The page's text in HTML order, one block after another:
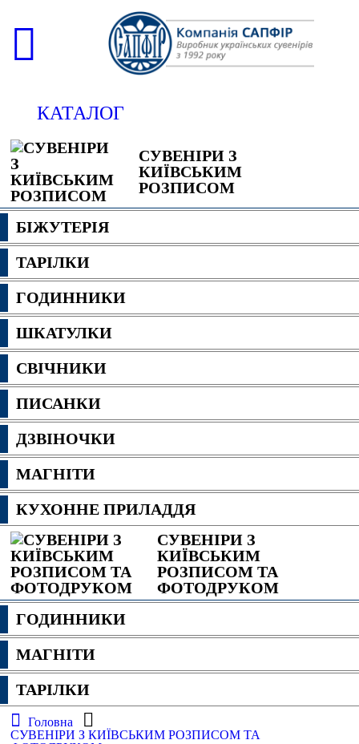
КАТАЛОГ
СУВЕНІРИ З
КИЇВСЬКИМ
РОЗПИСОМ
БІЖУТЕРІЯ
ТАРІЛКИ
ГОДИННИКИ
ШКАТУЛКИ
СВІЧНИКИ
ПИСАНКИ
ДЗВІНОЧКИ
МАГНІТИ
КУХОННЕ ПРИЛАДДЯ
СУВЕНІРИ З
КИЇВСЬКИМ
РОЗПИСОМ ТА
ФОТОДРУКОМ
ГОДИННИКИ
МАГНІТИ
ТАРІЛКИ
Головна
СУВЕНІРИ З КИЇВСЬКИМ РОЗПИСОМ ТА